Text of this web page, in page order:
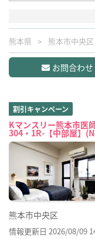
熊本県 熊本市中央区
お問合わせ
割引キャンペーン
Kマンスリー熊本市医
304・1R-【中部屋】
熊本市中央区
情報更新日 2026/08/09